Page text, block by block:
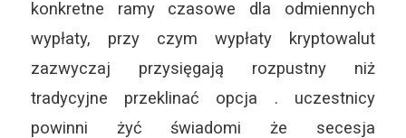
konkretne ramy czasowe dla odmiennych
wypłaty, przy czym wypłaty kryptowalut
zazwyczaj przysięgają rozpustny niż
tradycyjne przeklinać opcja . uczestnicy
powinni żyć świadomi że secesja